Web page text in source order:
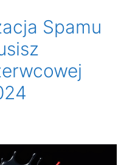
Spamu